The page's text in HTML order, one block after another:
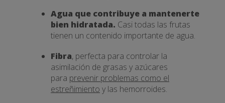
Agua que contribuye a mantenerte
bien hidratada. Casi todas las frutas
tienen un contenido importante de agua.
Fibra, perfecta para controlar la
asimilación de grasas y azúcares
para prevenir problemas como el
estreñimiento y las hemorroides.